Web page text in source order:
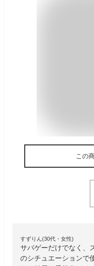
この
すずりん(30代・女性)
サバゲーだけでなく、
のシチュエーションで